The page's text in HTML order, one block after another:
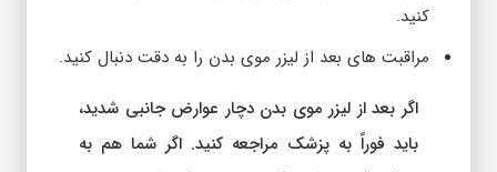
کنید.
مراقبت های بعد از لیزر موی بدن را به دقت دنبال کنید.
اگر بعد از لیزر موی بدن دچار عوارض جانبی شدید،
باید فوراً به پزشک مراجعه کنید. اگر شما هم به